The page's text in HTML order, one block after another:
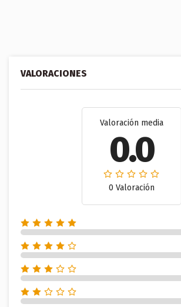
VALORACIONES
Valoración media
0.0
0 Valoración